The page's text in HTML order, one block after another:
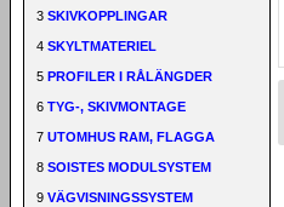
3 SKIVKOPPLINGAR
4 SKYLTMATERIEL
5 PROFILER I RÅLÄNGDER
6 TYG-, SKIVMONTAGE
7 UTOMHUS RAM, FLAGGA
8 SOISTES MODULSYSTEM
9 VÄGVISNINGSSYSTEM